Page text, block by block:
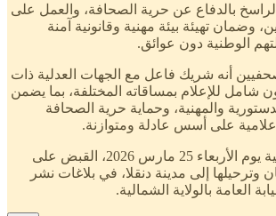
بالدفاع عن حرية الصحافة، والعمل على
وضمان تهيئة بيئة مهنية وقانونية آمنة
الوطنية دون عوائق.
أنه شريك فاعل مع الجهات العدلية ذات
شامل للإعلام بمساقاته المختلفة، بما يضمن
والمهنية، وحماية حرية الصحافة
على أسس عادلة ومتوازنة.
القت السلطات الامنية يوم الأربعاء 25 مارس 2026، القبض على
وترحيلها إلى مدينة دنقلا، في بلاغات نشر
العامة بالولاية الشمالية.